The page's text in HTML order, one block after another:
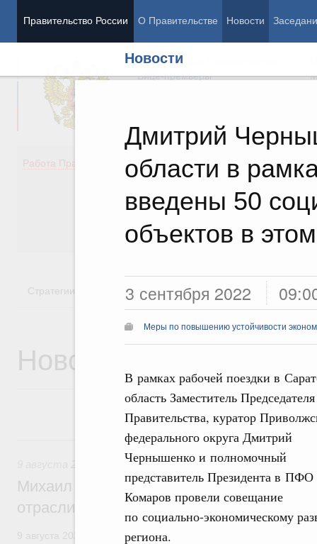
Правительство России О Правительстве Новости
Новости
Дмитрий
области в
введены 50
объектов в
3 сентября 2022
Меры по повышению устойчивости
В рамках рабочей поездки в
область Заместитель Председателя
Правительства, куратор
федерального округа Дмитрий
Чернышенко и полномочный
представитель Президента в ПФО
Комаров провели совещание
по социально-экономическому
региона.
Председатель Правительства
Вице-премьеры
Работа Правительства
Демография
Здоровье
Образование
Культура
Государство
Стратегии Государственные программы
Новости
9 августа, воскресенье
Регулирование в сфере строительства
Михаил Мишустин поздравил
отрасли с профессиональным
9 августа 2026 года отмечается профессиональный праздник